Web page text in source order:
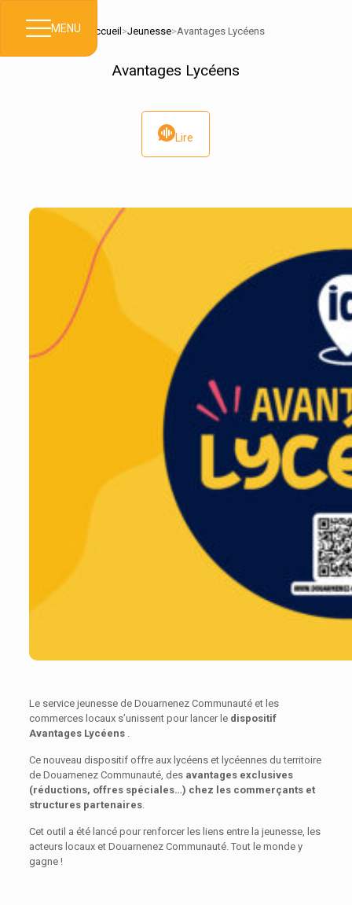
MENU Accueil >Jeunesse>Avantages Lycéens
Avantages Lycéens
Lire
Le service jeunesse de Douarnenez Communauté et les
commerces locaux s’unissent pour lancer le dispositif
Avantages Lycéens.
Ce nouveau dispositif offre aux lycéens et lycéennes du territoire
de Douarnenez Communauté, des avantages exclusives
(réductions, offres spéciales…) chez les commerçants et
structures partenaires.
Cet outil a été lancé pour renforcer les liens entre la jeunesse, les
acteurs locaux et Douarnenez Communauté. Tout le monde y
gagne !